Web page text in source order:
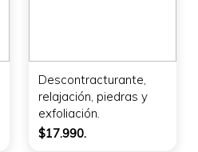
Descontracturante,
relajación, piedras y
exfoliación.
$17.990.